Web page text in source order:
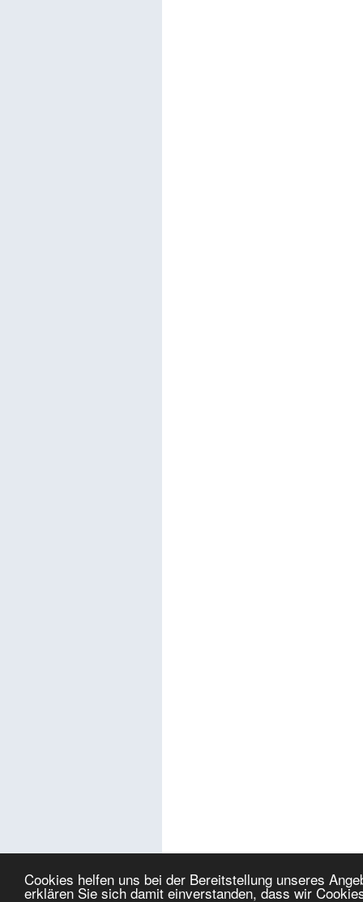
Cookies helfen uns bei der Bereitstellung unseres
erklären Sie sich damit einverstanden, dass wir